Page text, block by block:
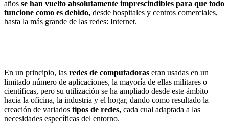
años se han vuelto absolutamente imprescindibles para que todo
funcione como es debido, desde hospitales y centros comerciales,
hasta la más grande de las redes: Internet.
En un principio, las redes de computadoras eran usadas en un
limitado número de aplicaciones, la mayoría de ellas militares o
científicas, pero su utilización se ha ampliado desde este ámbito
hacia la oficina, la industria y el hogar, dando como resultado la
creación de variados tipos de redes, cada cual adaptada a las
necesidades específicas del entorno.